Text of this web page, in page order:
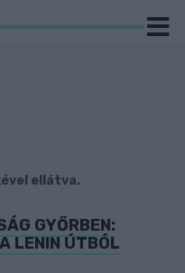
ellátva.
GYŐRBEN:
LENIN ÚTBÓL